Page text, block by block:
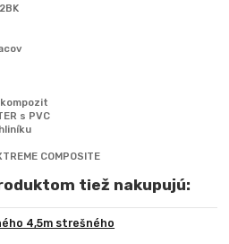
s PVC
COMPOSITE
tiež nakupujú:
4,5m strešného